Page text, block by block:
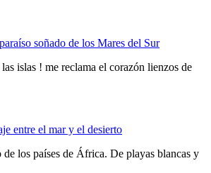
soñado de los Mares del Sur
islas ! me reclama el corazón lienzos de
entre el mar y el desierto
de los países de África. De playas blancas y